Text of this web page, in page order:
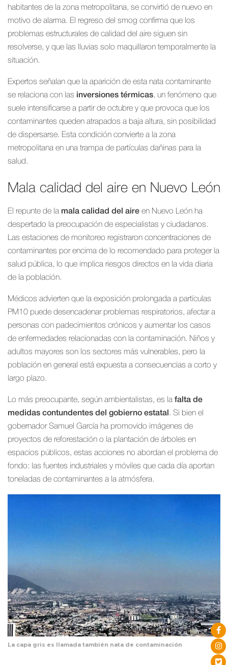
habitantes de la zona metropolitana, se convirtió de nuevo en
motivo de alarma. El regreso del smog confirma que los
problemas estructurales de calidad del aire siguen sin
resolverse, y que las lluvias solo maquillaron temporalmente la
situación.
Expertos señalan que la aparición de esta nata contaminante
se relaciona con las inversiones térmicas, un fenómeno que
suele intensificarse a partir de octubre y que provoca que los
contaminantes queden atrapados a baja altura, sin posibilidad
de dispersarse. Esta condición convierte a la zona
metropolitana en una trampa de partículas dañinas para la
salud.
Mala calidad del aire en Nuevo León
El repunte de la mala calidad del aire en Nuevo León ha
despertado la preocupación de especialistas y ciudadanos.
Las estaciones de monitoreo registraron concentraciones de
contaminantes por encima de lo recomendado para proteger la
salud pública, lo que implica riesgos directos en la vida diaria
de la población.
Médicos advierten que la exposición prolongada a partículas
PM10 puede desencadenar problemas respiratorios, afectar a
personas con padecimientos crónicos y aumentar los casos
de enfermedades relacionadas con la contaminación. Niños y
adultos mayores son los sectores más vulnerables, pero la
población en general está expuesta a consecuencias a corto y
largo plazo.
Lo más preocupante, según ambientalistas, es la falta de
medidas contundentes del gobierno estatal . Si bien el
gobernador Samuel García ha promovido imágenes de
proyectos de reforestación o la plantación de árboles en
espacios públicos, estas acciones no abordan el problema de
fondo: las fuentes industriales y móviles que cada día aportan
toneladas de contaminantes a la atmósfera.
La capa gris es llamada también nata de contaminación